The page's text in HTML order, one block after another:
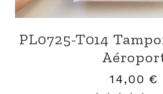
PL0725-T014
14,00 €